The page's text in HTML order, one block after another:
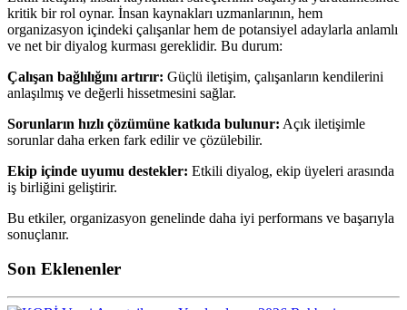
kritik bir rol oynar. İnsan kaynakları uzmanlarının, hem
organizasyon içindeki çalışanlar hem de potansiyel adaylarla anlamlı
ve net bir diyalog kurması gereklidir. Bu durum:
Çalışan bağlılığını artırır: Güçlü iletişim, çalışanların kendilerini
anlaşılmış ve değerli hissetmesini sağlar.
Sorunların hızlı çözümüne katkıda bulunur: Açık iletişimle
sorunlar daha erken fark edilir ve çözülebilir.
Ekip içinde uyumu destekler: Etkili diyalog, ekip üyeleri arasında
iş birliğini geliştirir.
Bu etkiler, organizasyon genelinde daha iyi performans ve başarıyla
sonuçlanır.
Son Eklenenler